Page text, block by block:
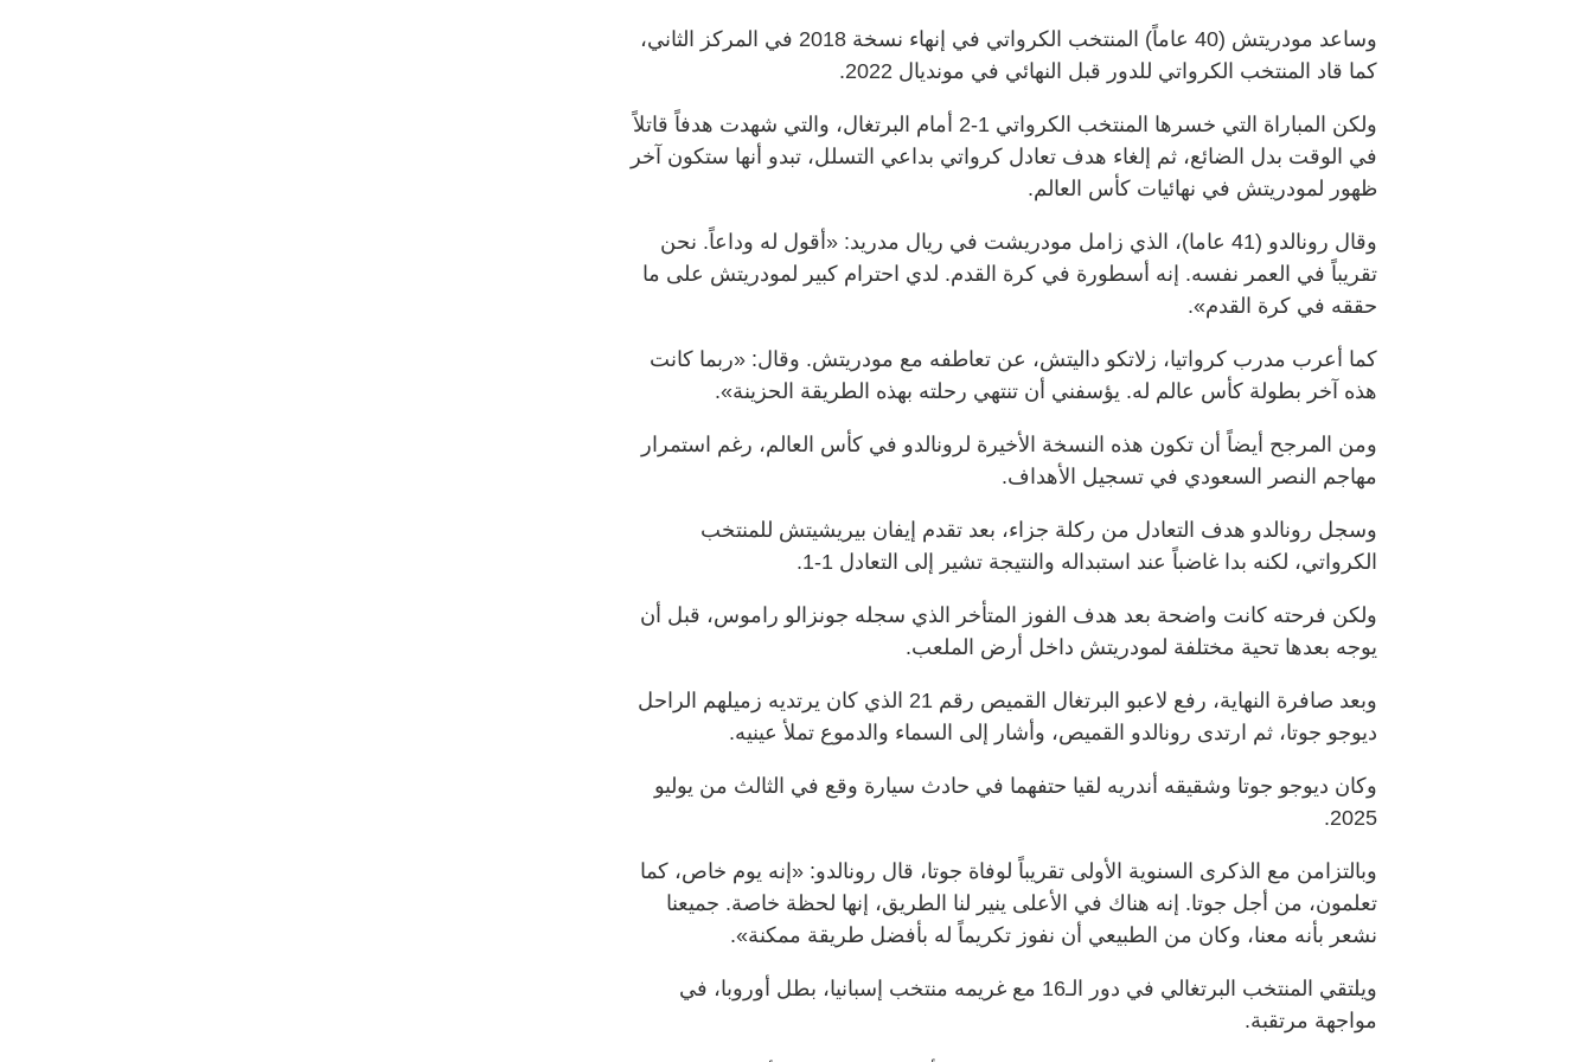
وساعد مودريتش (40 عاماً) المنتخب الكرواتي في إنهاء نسخة 2018 في المركز الثاني،
كما قاد المنتخب الكرواتي للدور قبل النهائي في مونديال 2022.
ولكن المباراة التي خسرها المنتخب الكرواتي 1-2 أمام البرتغال، والتي شهدت هدفاً قاتلاً
في الوقت بدل الضائع، ثم إلغاء هدف تعادل كرواتي بداعي التسلل، تبدو أنها ستكون آخر
ظهور لمودريتش في نهائيات كأس العالم.
وقال رونالدو (41 عاما)، الذي زامل مودريشت في ريال مدريد: «أقول له وداعاً. نحن
تقريباً في العمر نفسه. إنه أسطورة في كرة القدم. لدي احترام كبير لمودريتش على ما
حققه في كرة القدم».
كما أعرب مدرب كرواتيا، زلاتكو داليتش، عن تعاطفه مع مودريتش. وقال: «ربما كانت
هذه آخر بطولة كأس عالم له. يؤسفني أن تنتهي رحلته بهذه الطريقة الحزينة».
ومن المرجح أيضاً أن تكون هذه النسخة الأخيرة لرونالدو في كأس العالم، رغم استمرار
مهاجم النصر السعودي في تسجيل الأهداف.
وسجل رونالدو هدف التعادل من ركلة جزاء، بعد تقدم إيفان بيريشيتش للمنتخب
الكرواتي، لكنه بدا غاضباً عند استبداله والنتيجة تشير إلى التعادل 1-1.
ولكن فرحته كانت واضحة بعد هدف الفوز المتأخر الذي سجله جونزالو راموس، قبل أن
يوجه بعدها تحية مختلفة لمودريتش داخل أرض الملعب.
وبعد صافرة النهاية، رفع لاعبو البرتغال القميص رقم 21 الذي كان يرتديه زميلهم الراحل
ديوجو جوتا، ثم ارتدى رونالدو القميص، وأشار إلى السماء والدموع تملأ عينيه.
وكان ديوجو جوتا وشقيقه أندريه لقيا حتفهما في حادث سيارة وقع في الثالث من يوليو
2025.
وبالتزامن مع الذكرى السنوية الأولى تقريباً لوفاة جوتا، قال رونالدو: «إنه يوم خاص، كما
تعلمون، من أجل جوتا. إنه هناك في الأعلى ينير لنا الطريق، إنها لحظة خاصة. جميعنا
نشعر بأنه معنا، وكان من الطبيعي أن نفوز تكريماً له بأفضل طريقة ممكنة».
ويلتقي المنتخب البرتغالي في دور الـ16 مع غريمه منتخب إسبانيا، بطل أوروبا، في
مواجهة مرتقبة.